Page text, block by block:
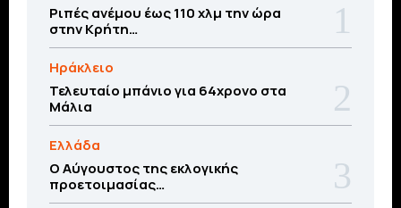
Ριπές ανέμου έως 110 χλμ την ώρα
στην Κρήτη…
Ηράκλειο
Τελευταίο μπάνιο για 64χρονο στα
Μάλια
Ελλάδα
Ο Αύγουστος της εκλογικής
προετοιμασίας…